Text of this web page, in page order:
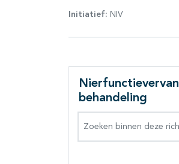
Initiatief: NIV
behandeling